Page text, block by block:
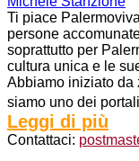
Ti piace
persone
soprattutto per
cultura unica e le
Abbiamo iniziato da
siamo uno dei
Leggi di più
Contattaci: